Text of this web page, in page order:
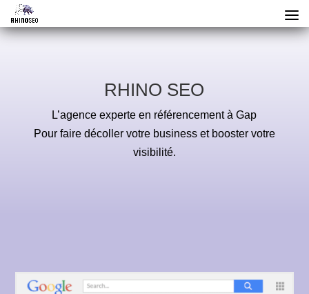
RHINO SEO
L’agence experte en référencement à Gap
Pour faire décoller votre business et booster votre
visibilité.